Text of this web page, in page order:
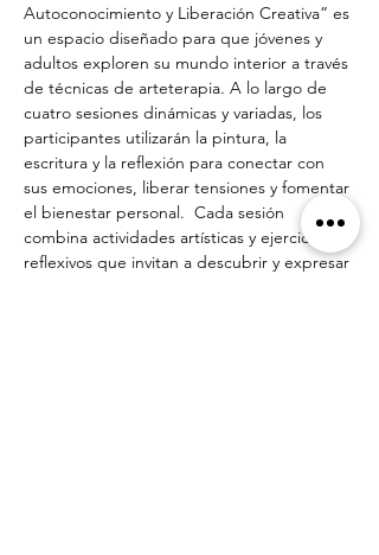
Autoconocimiento y Liberación Creativa” es
un espacio diseñado para que jóvenes y
adultos exploren su mundo interior a través
de técnicas de arteterapia. A lo largo de
cuatro sesiones dinámicas y variadas, los
participantes utilizarán la pintura, la
escritura y la reflexión para conectar con
sus emociones, liberar tensiones y fomentar
el bienestar personal.  Cada sesión
combina actividades artísticas y ejercicios
reflexivos que invitan a descubrir y expresar